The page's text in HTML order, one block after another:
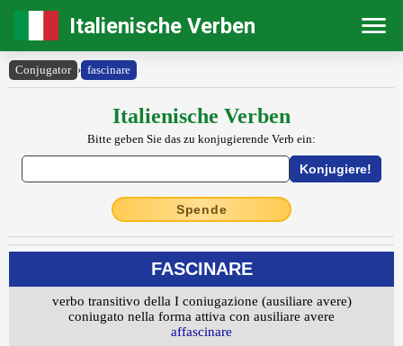
Italienische Verben
Conjugator › fascinare
Italienische Verben
Bitte geben Sie das zu konjugierende Verb ein:
Spende
FASCINARE
verbo transitivo della I coniugazione (ausiliare avere)
coniugato nella forma attiva con ausiliare avere
affascinare